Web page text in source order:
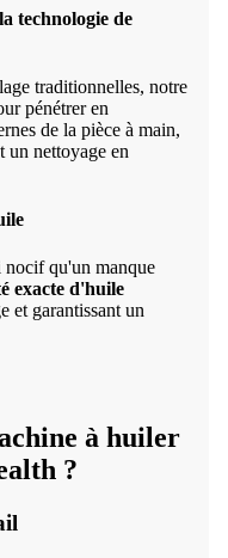
technologie de
traditionnelles, notre
pénétrer en
de la pièce à main,
un nettoyage en
nocif qu'un manque
exacte d'huile
et garantissant un
à huiler
?